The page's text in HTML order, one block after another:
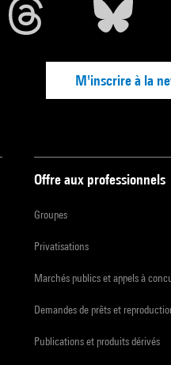
M'inscrire à la
Offre aux professionnels
Groupes
Privatisations
Marchés publics et appels à
Demandes de prêts et
Publications et produits dérivés